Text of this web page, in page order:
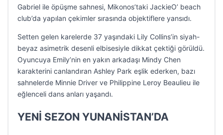
Gabriel ile öpüşme sahnesi, Mikonos’taki JackieO’ beach
club’da yapılan çekimler sırasında objektiflere yansıdı.
Setten gelen karelerde 37 yaşındaki Lily Collins’in siyah-
beyaz asimetrik desenli elbisesiyle dikkat çektiği görüldü.
Oyuncuya Emily’nin en yakın arkadaşı Mindy Chen
karakterini canlandıran Ashley Park eşlik ederken, bazı
sahnelerde Minnie Driver ve Philippine Leroy Beaulieu ile
eğlenceli dans anları yaşandı.
YENİ SEZON YUNANİSTAN’DA